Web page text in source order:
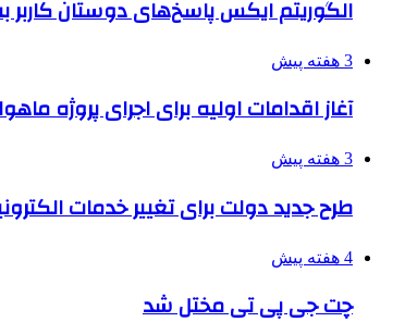
الگوریتم ایکس پاسخ‌های دوستان
3 هفته پیش
آغاز اقدامات اولیه برای اجرای پروژه
3 هفته پیش
طرح جدید دولت برای تغییر خدمات
4 هفته پیش
چت جی پی تی مختل شد